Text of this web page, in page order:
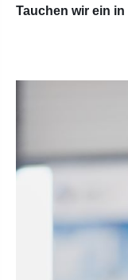
Tauchen wir ein